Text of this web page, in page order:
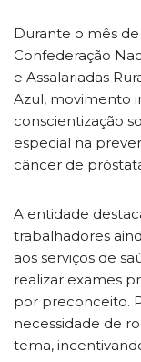
Durante o mês
Confederação
e Assalariadas
Azul, movimento
conscientização
especial na
câncer de
A entidade
trabalhadores
aos serviços de
realizar exames
por preconceito.
necessidade de
tema,